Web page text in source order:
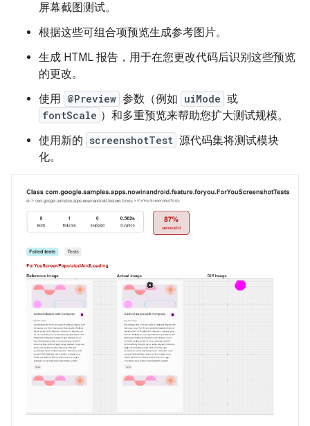
屏幕截图测试。
根据这些可组合项预览生成参考图片。
生成 HTML 报告，用于在您更改代码后识别这些预览
的更改。
使用 @Preview 参数（例如 uiMode 或
fontScale ）和多重预览来帮助您扩大测试规模。
使用新的 screenshotTest 源代码集将测试模块
化。